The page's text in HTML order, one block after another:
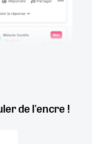
de l'encre !